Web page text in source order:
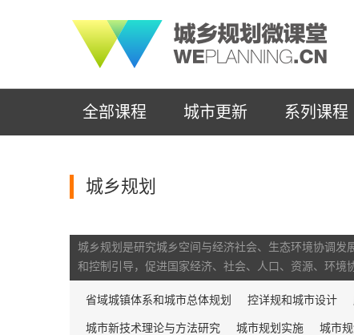
全部课程 城市更新 系列课程
城乡规划
城乡规划是研究城乡空间与经济社会、生态环境协调
和控制引导，促进国家经济、社会、人口、资源、环境
省域城镇体系和城市总体规划 控详规和城市设计
城市新技术理论与方法研究 城市规划实施 城市